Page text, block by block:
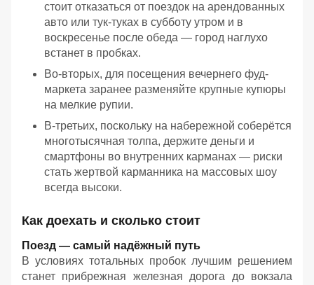
стоит отказаться от поездок на арендованных
авто или тук-туках в субботу утром и в
воскресенье после обеда — город наглухо
встанет в пробках.
Во-вторых, для посещения вечернего фуд-
маркета заранее разменяйте крупные купюры
на мелкие рупии.
В-третьих, поскольку на набережной соберётся
многотысячная толпа, держите деньги и
смартфоны во внутренних карманах — риски
стать жертвой карманника на массовых шоу
всегда высоки.
Как доехать и сколько стоит
Поезд — самый надёжный путь
В условиях тотальных пробок лучшим решением
станет прибрежная железная дорога до вокзала